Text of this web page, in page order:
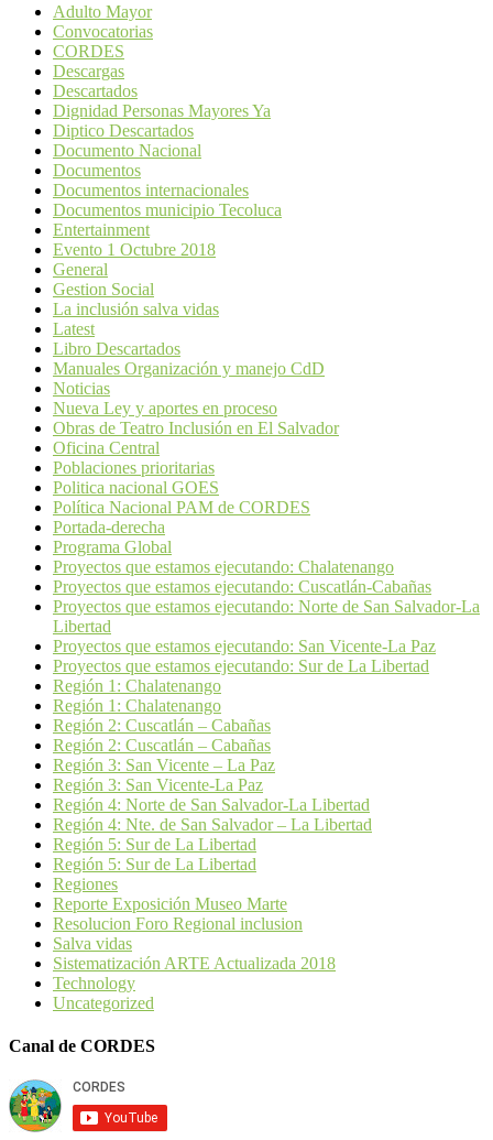
Adulto Mayor
Convocatorias
CORDES
Descargas
Descartados
Dignidad Personas Mayores Ya
Diptico Descartados
Documento Nacional
Documentos
Documentos internacionales
Documentos municipio Tecoluca
Entertainment
Evento 1 Octubre 2018
General
Gestion Social
La inclusión salva vidas
Latest
Libro Descartados
Manuales Organización y manejo CdD
Noticias
Nueva Ley y aportes en proceso
Obras de Teatro Inclusión en El Salvador
Oficina Central
Poblaciones prioritarias
Politica nacional GOES
Política Nacional PAM de CORDES
Portada-derecha
Programa Global
Proyectos que estamos ejecutando: Chalatenango
Proyectos que estamos ejecutando: Cuscatlán-Cabañas
Proyectos que estamos ejecutando: Norte de San Salvador-La
Libertad
Proyectos que estamos ejecutando: San Vicente-La Paz
Proyectos que estamos ejecutando: Sur de La Libertad
Región 1: Chalatenango
Región 1: Chalatenango
Región 2: Cuscatlán – Cabañas
Región 2: Cuscatlán – Cabañas
Región 3: San Vicente – La Paz
Región 3: San Vicente-La Paz
Región 4: Norte de San Salvador-La Libertad
Región 4: Nte. de San Salvador – La Libertad
Región 5: Sur de La Libertad
Región 5: Sur de La Libertad
Regiones
Reporte Exposición Museo Marte
Resolucion Foro Regional inclusion
Salva vidas
Sistematización ARTE Actualizada 2018
Technology
Uncategorized
Canal de CORDES